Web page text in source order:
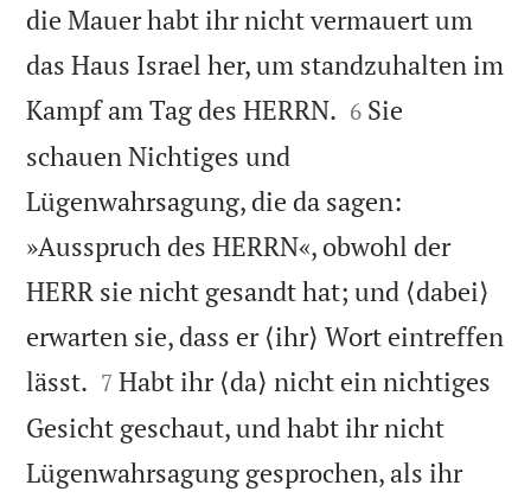
die Mauer habt ihr nicht vermauert um
das Haus Israel her, um standzuhalten im
Kampf am Tag des HERRN. 

6 Sie
schauen Nichtiges und
Lügenwahrsagung, die da sagen:
»Ausspruch des HERRN«, obwohl der
HERR sie nicht gesandt hat; und ⟨dabei⟩
erwarten sie, dass er ⟨ihr⟩ Wort eintreffen
lässt. 

7 Habt ihr ⟨da⟩ nicht ein nichtiges
Gesicht geschaut, und habt ihr nicht
Lügenwahrsagung gesprochen, als ihr